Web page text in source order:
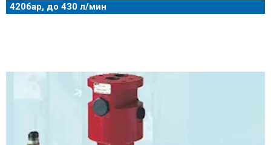
420бар, до 430 л/мин